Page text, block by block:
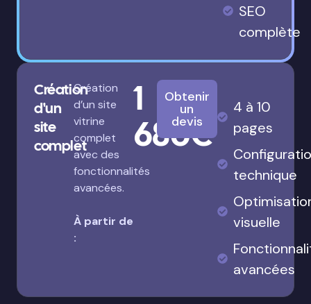
SEO
complète
Création
d'un
site
complet
Création
d’un site
vitrine
complet
avec des
fonctionnalités
avancées.
À partir de
:
1
680€
Obtenir
un
devis
4 à 10
pages
technique
visuelle
avancées